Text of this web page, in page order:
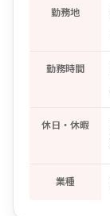
勤務地
勤務時間
休日・休暇
業種